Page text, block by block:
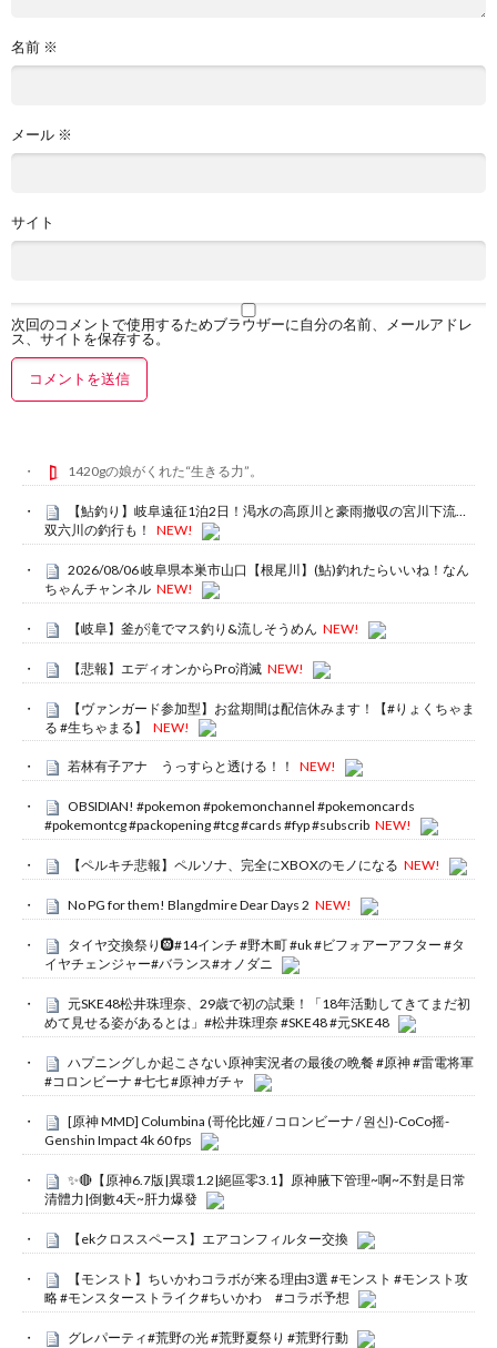
名前 ※
メール ※
サイト
次回のコメントで使用するためブラウザーに自分の名前、メールアドレ
ス、サイトを保存する。
1420gの娘がくれた“生きる力”。
【鮎釣り】岐阜遠征1泊2日！渇水の高原川と豪雨撤収の宮川下流…
双六川の釣行も！
NEW!
2026/08/06 岐阜県本巣市山口【根尾川】(鮎)釣れたらいいね！なん
ちゃんチャンネル NEW!
【岐阜】釜が滝でマス釣り&流しそうめん NEW!
【悲報】エディオンからPro消滅 NEW!
【ヴァンガード参加型】お盆期間は配信休みます！【#りょくちゃま
る #生ちゃまる】
NEW!
若林有子アナ うっすらと透ける！！ NEW!
OBSIDIAN! #pokemon #pokemonchannel #pokemoncards
#pokemontcg #packopening #tcg #cards #fyp #subscrib NEW!
【ペルキチ悲報】ペルソナ、完全にXBOXのモノになる NEW!
No PG for them! Blangdmire Dear Days 2 NEW!
タイヤ交換祭り🛞#14インチ #野木町 #uk #ビフォアーアフター #タ
イヤチェンジャー#バランス#オノダニ
元SKE48松井珠理奈、29歳で初の試乗！「18年活動してきてまだ初
めて見せる姿があるとは」#松井珠理奈 #SKE48 #元SKE48
ハプニングしか起こさない原神実況者の最後の晩餐 #原神 #雷電将軍
#コロンビーナ #七七 #原神ガチャ
[原神 MMD] Columbina (哥伦比娅 / コロンビーナ / 원신)-CoCo摇-
Genshin Impact 4k 60 fps
✨🔴【原神6.7版|異環1.2|絕區零3.1】原神腋下管理~啊~不對是日常
清體力|倒數4天~肝力爆發
【ekクロススペース】エアコンフィルター交換
【モンスト】ちいかわコラボが来る理由3選 #モンスト #モンスト攻
略 #モンスターストライク#ちいかわ #コラボ予想
グレパーティ#荒野の光 #荒野夏祭り #荒野行動